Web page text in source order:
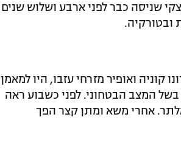
שניסה כבר לפני ארבע ושלוש שנים
ובטורקיה.
ואופיר מזרחי עזבו, היו למאמן
בשל המצב הבטחוני. לפני כשבוע ראה
אחרי משא ומתן קצר הפך